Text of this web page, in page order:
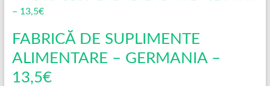
FABRICĂ DE SUPLIMENTE
ALIMENTARE – GERMANIA –
13,5€